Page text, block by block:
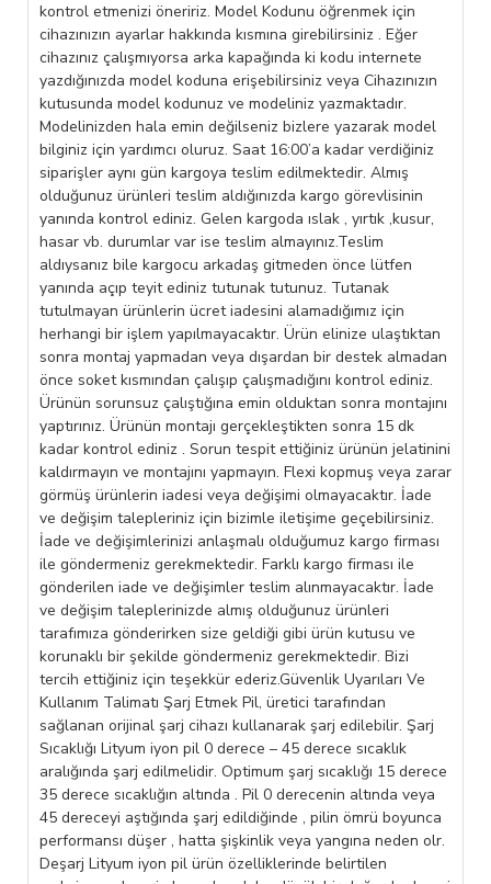
kontrol etmenizi öneririz. Model Kodunu öğrenmek için
cihazınızın ayarlar hakkında kısmına girebilirsiniz . Eğer
cihazınız çalışmıyorsa arka kapağında ki kodu internete
yazdığınızda model koduna erişebilirsiniz veya Cihazınızın
kutusunda model kodunuz ve modeliniz yazmaktadır.
Modelinizden hala emin değilseniz bizlere yazarak model
bilginiz için yardımcı oluruz. Saat 16:00’a kadar verdiğiniz
siparişler aynı gün kargoya teslim edilmektedir. Almış
olduğunuz ürünleri teslim aldığınızda kargo görevlisinin
yanında kontrol ediniz. Gelen kargoda ıslak , yırtık ,kusur,
hasar vb. durumlar var ise teslim almayınız.Teslim
aldıysanız bile kargocu arkadaş gitmeden önce lütfen
yanında açıp teyit ediniz tutunak tutunuz. Tutanak
tutulmayan ürünlerin ücret iadesini alamadığımız için
herhangi bir işlem yapılmayacaktır. Ürün elinize ulaştıktan
sonra montaj yapmadan veya dışardan bir destek almadan
önce soket kısmından çalışıp çalışmadığını kontrol ediniz.
Ürünün sorunsuz çalıştığına emin olduktan sonra montajını
yaptırınız. Ürünün montajı gerçekleştikten sonra 15 dk
kadar kontrol ediniz . Sorun tespit ettiğiniz ürünün jelatinini
kaldırmayın ve montajını yapmayın. Flexi kopmuş veya zarar
görmüş ürünlerin iadesi veya değişimi olmayacaktır. İade
ve değişim talepleriniz için bizimle iletişime geçebilirsiniz.
İade ve değişimlerinizi anlaşmalı olduğumuz kargo firması
ile göndermeniz gerekmektedir. Farklı kargo firması ile
gönderilen iade ve değişimler teslim alınmayacaktır. İade
ve değişim taleplerinizde almış olduğunuz ürünleri
tarafımıza gönderirken size geldiği gibi ürün kutusu ve
korunaklı bir şekilde göndermeniz gerekmektedir. Bizi
tercih ettiğiniz için teşekkür ederiz.Güvenlik Uyarıları Ve
Kullanım Talimatı Şarj Etmek Pil, üretici tarafından
sağlanan orijinal şarj cihazı kullanarak şarj edilebilir. Şarj
Sıcaklığı Lityum iyon pil 0 derece – 45 derece sıcaklık
aralığında şarj edilmelidir. Optimum şarj sıcaklığı 15 derece
35 derece sıcaklığın altında . Pil 0 derecenin altında veya
45 dereceyi aştığında şarj edildiğinde , pilin ömrü boyunca
performansı düşer , hatta şişkinlik veya yangına neden olr.
Deşarj Lityum iyon pil ürün özelliklerinde belirtilen